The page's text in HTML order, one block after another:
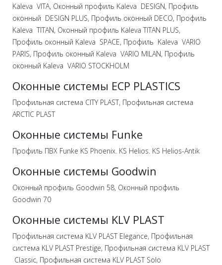
Kaleva VITA, Оконный профиль Kaleva DESIGN, Профиль
оконный DESIGN PLUS, Профиль оконный DECO, Профиль
Kaleva TITAN, Оконный профиль Kaleva TITAN PLUS,
Профиль оконный Kaleva SPACE, Профиль Kaleva VARIO
PARIS, Профиль оконный Kaleva VARIO MILAN, Профиль
оконный Kaleva VARIO STOCKHOLM
Оконные системы ECP PLASTICS
Профильная система CITY PLAST, Профильная система
ARCTIC PLAST
Оконные системы Funke
Профиль ПВХ Funke KS Phoenix. KS Helios. KS Helios-Antik
Оконные системы Goodwin
Оконный профиль Goodwin 58, Оконный профиль
Goodwin 70
Оконные системы KLV PLAST
Профильная система KLV PLAST Elegance, Профильная
система KLV PLAST Prestige, Профильная система KLV PLAST
Classic, Профильная система KLV PLAST Solo